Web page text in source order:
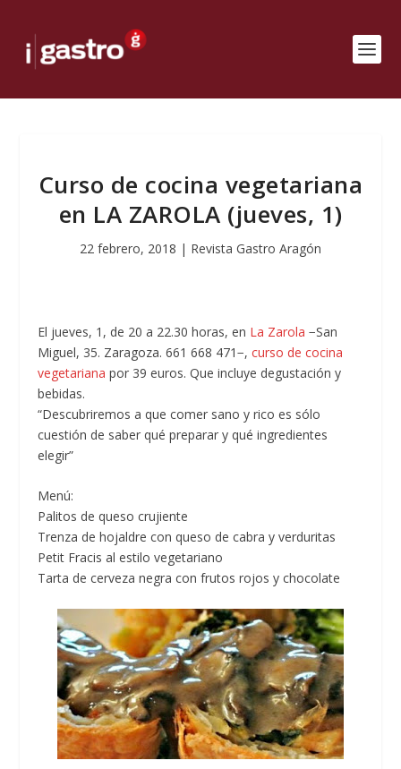
Curso de cocina vegetariana
en LA ZAROLA (jueves, 1)
22 febrero, 2018 | Revista Gastro Aragón
El jueves, 1, de 20 a 22.30 horas, en La Zarola −San
Miguel, 35. Zaragoza. 661 668 471−,curso de cocina
vegetariana por 39 euros. Que incluye degustación y
bebidas.
“Descubriremos a que comer sano y rico es sólo
cuestión de saber qué preparar y qué ingredientes
elegir”
Menú:
Palitos de queso crujiente
Trenza de hojaldre con queso de cabra y verduritas
Petit Fracis al estilo vegetariano
Tarta de cerveza negra con frutos rojos y chocolate